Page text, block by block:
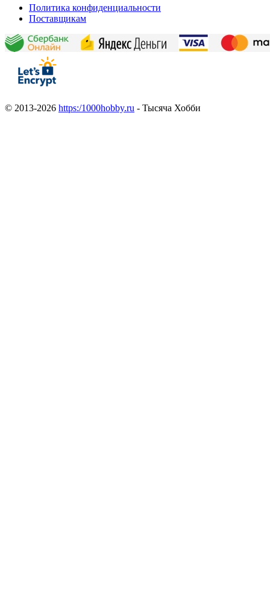
Политика конфиденциальности
Поставщикам
© 2013-2026 https:/1000hobby.ru - Тысяча Хобби